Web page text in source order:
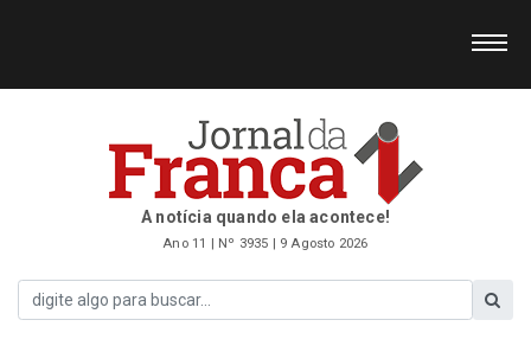
A notícia quando ela acontece!
Ano 11 | Nº 3935 | 9 Agosto 2026